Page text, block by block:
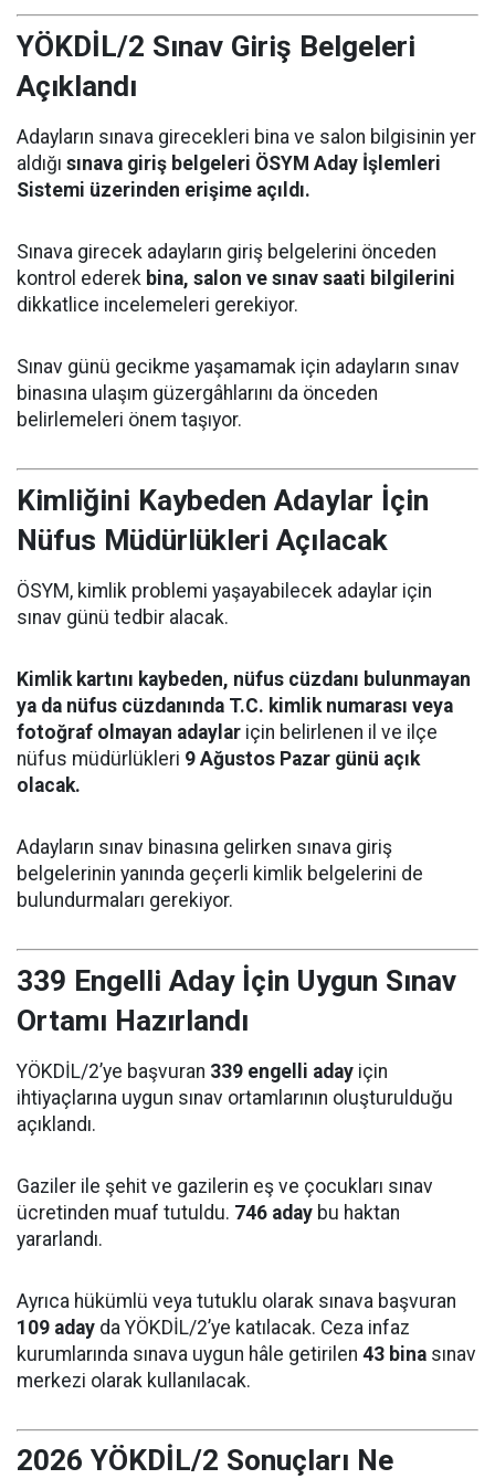
YÖKDİL/2 Sınav Giriş Belgeleri
Açıklandı
Adayların sınava girecekleri bina ve salon bilgisinin yer
aldığı sınava giriş belgeleri ÖSYM Aday İşlemleri
Sistemi üzerinden erişime açıldı.
Sınava girecek adayların giriş belgelerini önceden
kontrol ederek bina, salon ve sınav saati bilgilerini
dikkatlice incelemeleri gerekiyor.
Sınav günü gecikme yaşamamak için adayların sınav
binasına ulaşım güzergâhlarını da önceden
belirlemeleri önem taşıyor.
Kimliğini Kaybeden Adaylar İçin
Nüfus Müdürlükleri Açılacak
ÖSYM, kimlik problemi yaşayabilecek adaylar için
sınav günü tedbir alacak.
Kimlik kartını kaybeden, nüfus cüzdanı bulunmayan
ya da nüfus cüzdanında T.C. kimlik numarası veya
fotoğraf olmayan adaylar için belirlenen il ve ilçe
nüfus müdürlükleri 9 Ağustos Pazar günü açık
olacak.
Adayların sınav binasına gelirken sınava giriş
belgelerinin yanında geçerli kimlik belgelerini de
bulundurmaları gerekiyor.
339 Engelli Aday İçin Uygun Sınav
Ortamı Hazırlandı
YÖKDİL/2’ye başvuran 339 engelli aday için
ihtiyaçlarına uygun sınav ortamlarının oluşturulduğu
açıklandı.
Gaziler ile şehit ve gazilerin eş ve çocukları sınav
ücretinden muaf tutuldu. 746 aday bu haktan
yararlandı.
Ayrıca hükümlü veya tutuklu olarak sınava başvuran
109 aday da YÖKDİL/2’ye katılacak. Ceza infaz
kurumlarında sınava uygun hâle getirilen 43 bina sınav
merkezi olarak kullanılacak.
2026 YÖKDİL/2 Sonuçları Ne